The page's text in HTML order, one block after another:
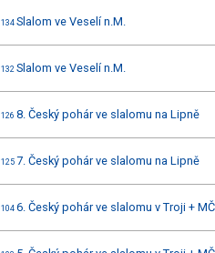
134 Slalom ve Veselí n.M.
132 Slalom ve Veselí n.M.
126 8. Český pohár ve slalomu na Lipně
125 7. Český pohár ve slalomu na Lipně
104 6. Český pohár ve slalomu v Troji +